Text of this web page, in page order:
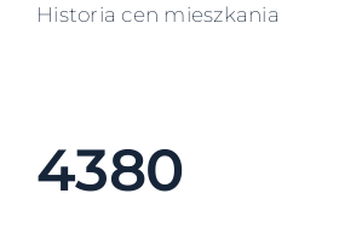
Historia cen mieszkania
4380